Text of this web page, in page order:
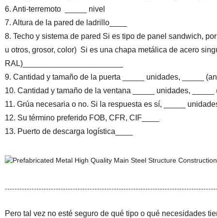
6. Anti-terremoto _____ nivel
7. Altura de la pared de ladrillo____
8. Techo y sistema de pared Si es tipo de panel sandwich,
u otros, grosor, color) Si es una chapa metálica de acero
RAL)_______________________
9. Cantidad y tamaño de la puerta _____ unidades, _____
10. Cantidad y tamaño de la ventana _____ unidades,
11. Grúa necesaria o no. Si la respuesta es sí, _____
12. Su término preferido FOB, CFR, CIF____
13. Puerto de descarga logística____
Pero tal vez no esté seguro de qué tipo o qué necesidades